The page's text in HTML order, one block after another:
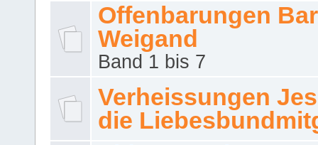
Offenbarungen
Weigand
Band 1 bis 7
Verheissungen
die